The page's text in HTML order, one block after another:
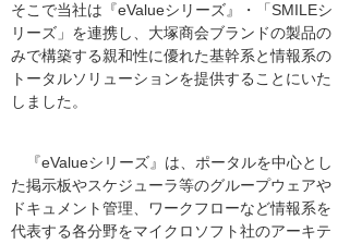
そこで当社は『eValueシリーズ』・「SMILEシ
リーズ」を連携し、大塚商会ブランドの製品の
みで構築する親和性に優れた基幹系と情報系の
トータルソリューションを提供することにいた
しました。
『eValueシリーズ』は、ポータルを中心とし
た掲示板やスケジューラ等のグループウェアや
ドキュメント管理、ワークフローなど情報系を
代表する各分野をマイクロソフト社のアーキテ